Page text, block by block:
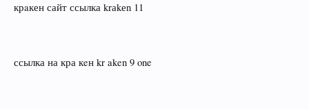
крaкен сайт ссылка krаkеn 11
ссылка на кра кeн kr aken 9 one